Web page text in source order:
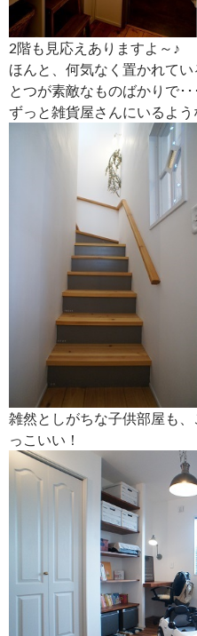
2階も見応えありますよ～♪
ほんと、何気なく置かれて
とつが素敵なものばかりで･･･
ずっと雑貨屋さんにいるよう
雑然としがちな子供部屋も
っこいい！